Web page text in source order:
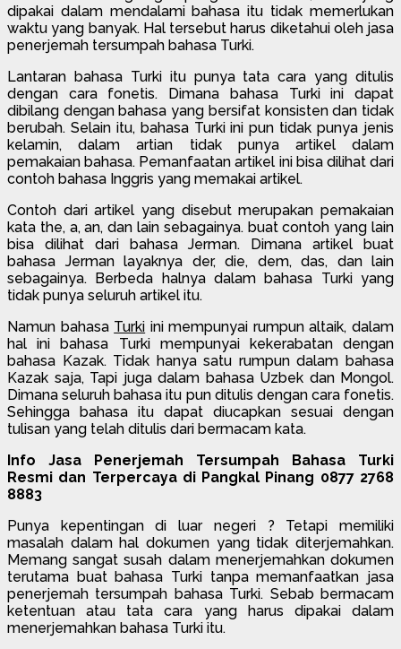
dipakai dalam mendalami bahasa itu tidak memerlukan
waktu yang banyak. Hal tersebut harus diketahui oleh jasa
penerjemah tersumpah bahasa Turki.
Lantaran bahasa Turki itu punya tata cara yang ditulis
dengan cara fonetis. Dimana bahasa Turki ini dapat
dibilang dengan bahasa yang bersifat konsisten dan tidak
berubah. Selain itu, bahasa Turki ini pun tidak punya jenis
kelamin, dalam artian tidak punya artikel dalam
pemakaian bahasa. Pemanfaatan artikel ini bisa dilihat dari
contoh bahasa Inggris yang memakai artikel.
Contoh dari artikel yang disebut merupakan pemakaian
kata the, a, an, dan lain sebagainya. buat contoh yang lain
bisa dilihat dari bahasa Jerman. Dimana artikel buat
bahasa Jerman layaknya der, die, dem, das, dan lain
sebagainya. Berbeda halnya dalam bahasa Turki yang
tidak punya seluruh artikel itu.
Namun bahasa Turki ini mempunyai rumpun altaik, dalam
hal ini bahasa Turki mempunyai kekerabatan dengan
bahasa Kazak. Tidak hanya satu rumpun dalam bahasa
Kazak saja, Tapi juga dalam bahasa Uzbek dan Mongol.
Dimana seluruh bahasa itu pun ditulis dengan cara fonetis.
Sehingga bahasa itu dapat diucapkan sesuai dengan
tulisan yang telah ditulis dari bermacam kata.
Info Jasa Penerjemah Tersumpah Bahasa Turki
Resmi dan Terpercaya di Pangkal Pinang 0877 2768
8883
Punya kepentingan di luar negeri ? Tetapi memiliki
masalah dalam hal dokumen yang tidak diterjemahkan.
Memang sangat susah dalam menerjemahkan dokumen
terutama buat bahasa Turki tanpa memanfaatkan jasa
penerjemah tersumpah bahasa Turki. Sebab bermacam
ketentuan atau tata cara yang harus dipakai dalam
menerjemahkan bahasa Turki itu.